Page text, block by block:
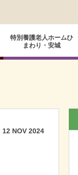
特別養護老人ホームひ
まわり・安城
12 NOV 2024